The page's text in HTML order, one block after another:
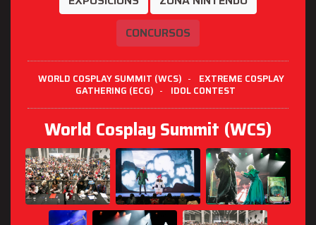
CONCURSOS
WORLD COSPLAY SUMMIT (WCS) -
EXTREME COSPLAY
GATHERING (ECG) - IDOL CONTEST
World Cosplay Summit (WCS)